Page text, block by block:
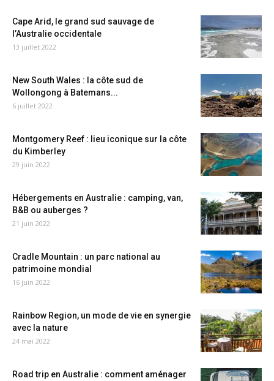
Cape Arid, le grand sud sauvage de
l’Australie occidentale
13 juillet 2022
New South Wales : la côte sud de
Wollongong à Batemans...
6 juillet 2022
Montgomery Reef : lieu iconique sur la côte
du Kimberley
29 juin 2022
Hébergements en Australie : camping, van,
B&B ou auberges ?
21 juin 2022
Cradle Mountain : un parc national au
patrimoine mondial
16 juin 2022
Rainbow Region, un mode de vie en synergie
avec la nature
24 mai 2022
Road trip en Australie : comment aménager